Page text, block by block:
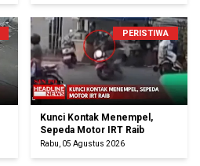
PERISTIWA
Kunci Kontak Menempel,
Sepeda Motor IRT Raib
Rabu, 05 Agustus 2026